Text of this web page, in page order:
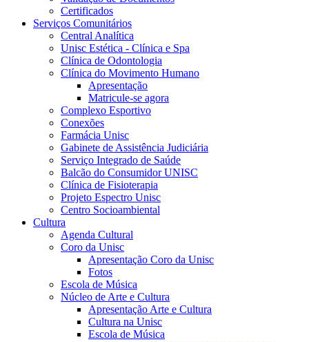
Certificados
Serviços Comunitários
Central Analítica
Unisc Estética - Clínica e Spa
Clínica de Odontologia
Clínica do Movimento Humano
Apresentação
Matricule-se agora
Complexo Esportivo
Conexões
Farmácia Unisc
Gabinete de Assistência Judiciária
Serviço Integrado de Saúde
Balcão do Consumidor UNISC
Clínica de Fisioterapia
Projeto Espectro Unisc
Centro Socioambiental
Cultura
Agenda Cultural
Coro da Unisc
Apresentação Coro da Unisc
Fotos
Escola de Música
Núcleo de Arte e Cultura
Apresentação Arte e Cultura
Cultura na Unisc
Escola de Música